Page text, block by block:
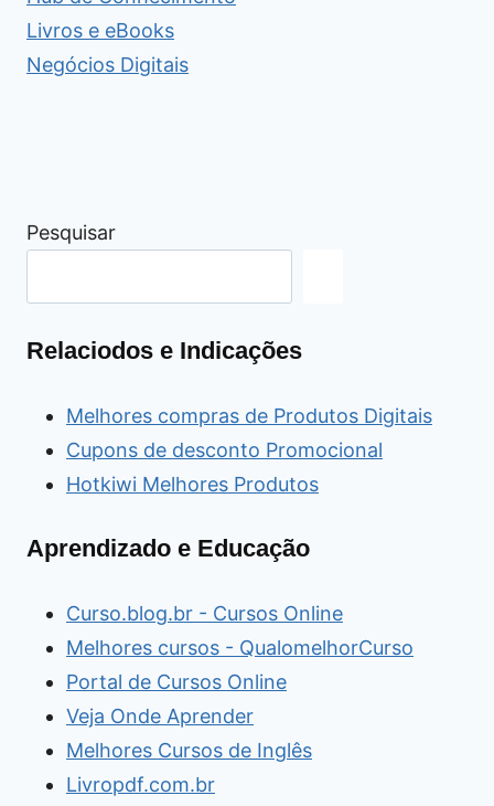
Livros e eBooks
Negócios Digitais
Pesquisar
Relaciodos e Indicações
Melhores compras de Produtos Digitais
Cupons de desconto Promocional
Hotkiwi Melhores Produtos
Aprendizado e Educação
Curso.blog.br - Cursos Online
Melhores cursos - QualomelhorCurso
Portal de Cursos Online
Veja Onde Aprender
Melhores Cursos de Inglês
Livropdf.com.br